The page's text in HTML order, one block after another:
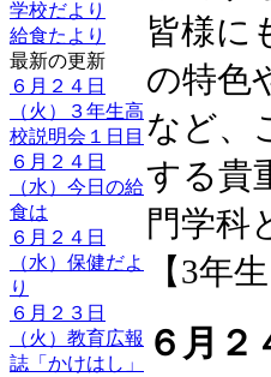
学校だより
給食たより
最新の更新
６月２４日
（火）３年生高
校説明会１日目
６月２４日
（水）今日の給
食は
６月２４日
（水）保健だよ
り
６月２３日
（火）教育広報
誌「かけはし」
皆様に
の特色
など、
する貴
門学科
【3年
６月２